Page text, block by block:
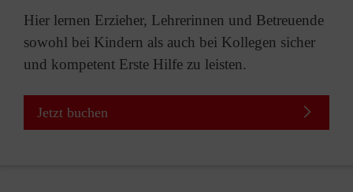
Hier lernen Erzieher, Lehrerinnen und Betreuende
sowohl bei Kindern als auch bei Kollegen sicher
und kompetent Erste Hilfe zu leisten.
Jetzt buchen